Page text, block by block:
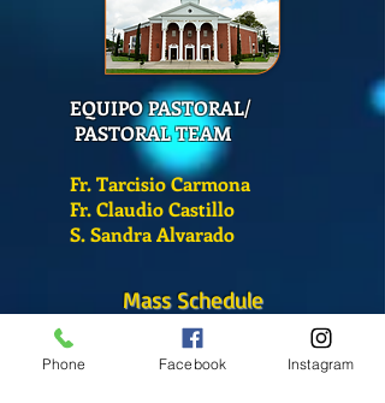
EQUIPO PASTORAL/
PASTORAL TEAM
Fr. Tarcisio Carmona
Fr. Claudio Castillo
S. Sandra Alvarado
Mass Schedule
Monday-Friday
12:00 pm(Chapel)
Phone Facebook Instagram